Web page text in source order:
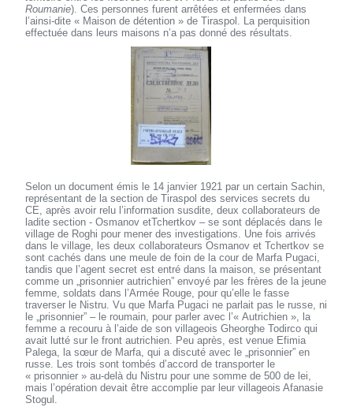
Roumanie). Ces personnes furent arrêtées et enfermées dans
l’ainsi-dite « Maison de détention » de Tiraspol. La perquisition
effectuée dans leurs maisons n’a pas donné des résultats.
Selon un document émis le 14 janvier 1921 par un certain Sachin,
représentant de la section de Tiraspol des services secrets du
CE, après avoir relu l’information susdite, deux collaborateurs de
ladite section - Osmanov etTchertkov – se sont déplacés dans le
village de Roghi pour mener des investigations. Une fois arrivés
dans le village, les deux collaborateurs Osmanov et Tchertkov se
sont cachés dans une meule de foin de la cour de Marfa Pugaci,
tandis que l’agent secret est entré dans la maison, se présentant
comme un „prisonnier autrichien” envoyé par les frères de la jeune
femme, soldats dans l’Armée Rouge, pour qu’elle le fasse
traverser le Nistru. Vu que Marfa Pugaci ne parlait pas le russe, ni
le „prisonnier” – le roumain, pour parler avec l’« Autrichien », la
femme a recouru à l’aide de son villageois Gheorghe Todirco qui
avait lutté sur le front autrichien. Peu après, est venue Efimia
Palega, la sœur de Marfa, qui a discuté avec le „prisonnier” en
russe. Les trois sont tombés d’accord de transporter le
« prisonnier » au-delà du Nistru pour une somme de 500 de lei,
mais l’opération devait être accomplie par leur villageois Afanasie
Stogul.